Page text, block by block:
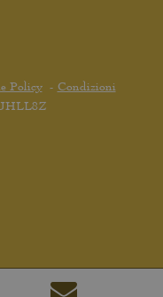
Policy- Condizioni